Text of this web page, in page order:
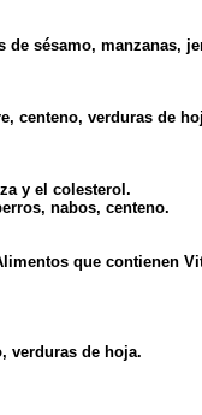
sésamo, manzanas,
centeno, verduras de
y el colesterol.
nabos, centeno.
que contienen
verduras de hoja.